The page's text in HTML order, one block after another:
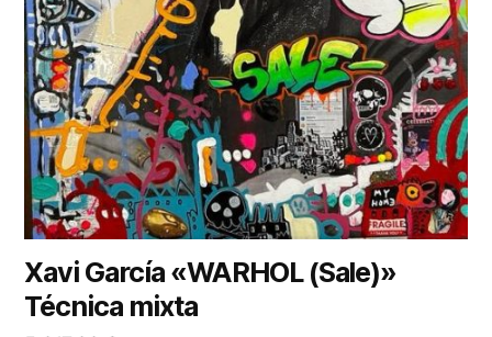
Xavi García «WARHOL (Sale)»
Técnica mixta